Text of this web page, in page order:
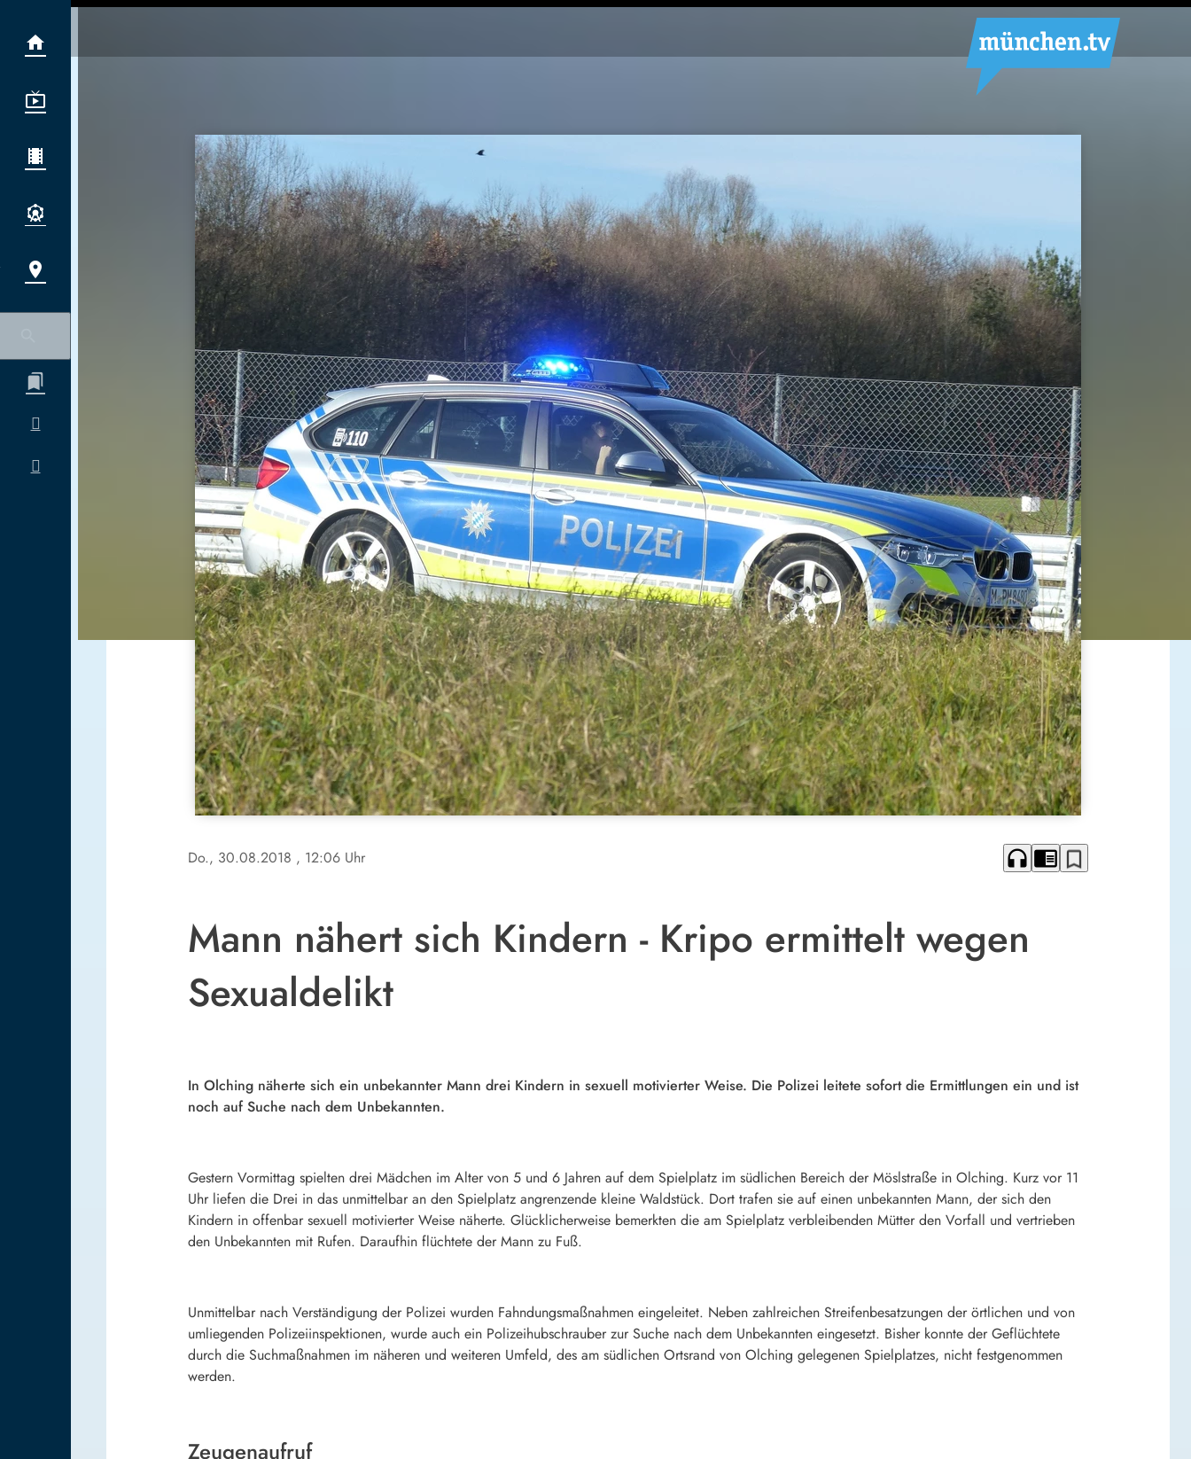
Do., 30.08.2018 , 12:06 Uhr headphones chrome_reader_mode bookmark_border
Mann nähert sich Kindern - Kripo ermittelt wegen
Sexualdelikt
In Olching näherte sich ein unbekannter Mann drei Kindern in sexuell motivierter Weise. Die Polizei leitete sofort die Ermittlungen ein und ist
noch auf Suche nach dem Unbekannten.
Gestern Vormittag spielten drei Mädchen im Alter von 5 und 6 Jahren auf dem Spielplatz im südlichen Bereich der Möslstraße in Olching. Kurz vor 11
Uhr liefen die Drei in das unmittelbar an den Spielplatz angrenzende kleine Waldstück. Dort trafen sie auf einen unbekannten Mann, der sich den
Kindern in offenbar sexuell motivierter Weise näherte. Glücklicherweise bemerkten die am Spielplatz verbleibenden Mütter den Vorfall und vertrieben
den Unbekannten mit Rufen. Daraufhin flüchtete der Mann zu Fuß.
Unmittelbar nach Verständigung der Polizei wurden Fahndungsmaßnahmen eingeleitet. Neben zahlreichen Streifenbesatzungen der örtlichen und von
umliegenden Polizeiinspektionen, wurde auch ein Polizeihubschrauber zur Suche nach dem Unbekannten eingesetzt. Bisher konnte der Geflüchtete
durch die Suchmaßnahmen im näheren und weiteren Umfeld, des am südlichen Ortsrand von Olching gelegenen Spielplatzes, nicht festgenommen
werden.
Zeugenaufruf